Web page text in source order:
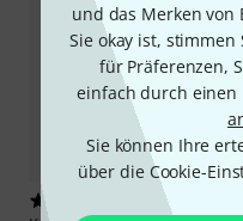
und das Merken von
Sie okay ist, stimmen
für Präferenzen,
einfach durch einen
Sie können Ihre
über die Cookie-